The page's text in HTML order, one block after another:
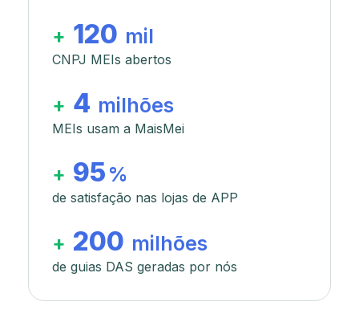
+ 120 mil
CNPJ MEIs abertos
+ 4 milhões
MEIs usam a MaisMei
+ 95 %
de satisfação nas lojas de APP
+ 200 milhões
de guias DAS geradas por nós